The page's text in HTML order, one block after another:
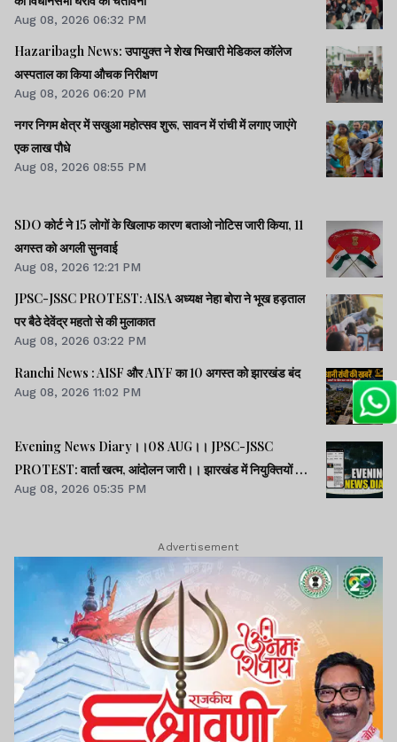
Aug 08, 2026 06:32 PM
Hazaribagh News: उपायुक्त ने शेख भिखारी मेडिकल कॉलेज
अस्पताल का किया औचक निरीक्षण
Aug 08, 2026 06:20 PM
नगर निगम क्षेत्र में सखुआ महोत्सव शुरू, सावन में रांची में लगाए जाएंगे
एक लाख पौधे
Aug 08, 2026 08:55 PM
SDO कोर्ट ने 15 लोगों के खिलाफ कारण बताओ नोटिस जारी किया, 11
अगस्त को अगली सुनवाई
Aug 08, 2026 12:21 PM
JPSC-JSSC PROTEST: AISA अध्यक्ष नेहा बोरा ने भूख हड़ताल
पर बैठे देवेंद्र महतो से की मुलाकात
Aug 08, 2026 03:22 PM
Ranchi News : AISF और AIYF का 10 अगस्त को झारखंड बंद
Aug 08, 2026 11:02 PM
Evening News Diary।।08 AUG।। JPSC-JSSC
PROTEST: वार्ता खत्म, आंदोलन जारी।। झारखंड में नियुक्तियों में
भ्रष्टाचार-01: विधानसभा से हुई शुरूआत।। महिला आरक्षण कानून
Aug 08, 2026 05:35 PM
Advertisement